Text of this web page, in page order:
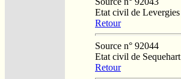
Etat civil de Levergies
Retour
Source n° 92044
Etat civil de Sequehart
Retour